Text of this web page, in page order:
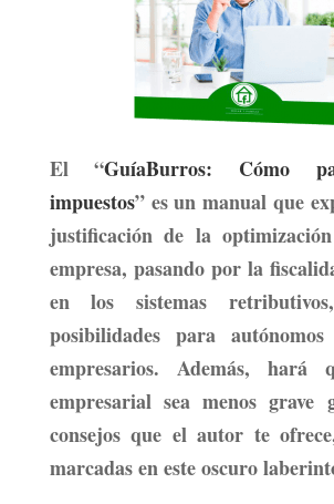
El“GuíaBurros: Cómo
impuestos”es un manual que
justificación de la
empresa, pasando por la
en los sistemas
posibilidades para
empresarios. Además, hará
empresarial sea menos grave
consejos que el autor te
marcadas en este oscuro